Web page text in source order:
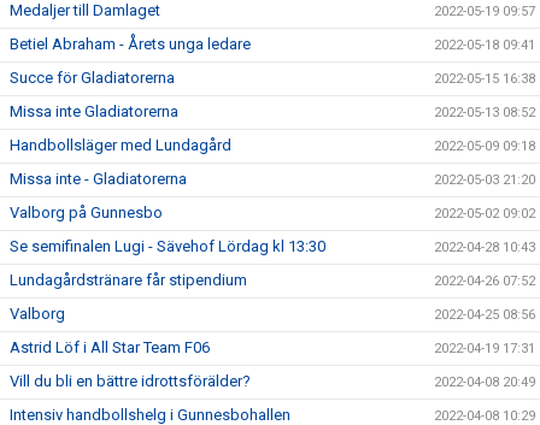
Medaljer till Damlaget 2022-05-19 09:57
Betiel Abraham - Årets unga ledare 2022-05-18 09:41
Succe för Gladiatorerna 2022-05-15 16:38
Missa inte Gladiatorerna 2022-05-13 08:52
Handbollsläger med Lundagård 2022-05-09 09:18
Missa inte - Gladiatorerna 2022-05-03 21:20
Valborg på Gunnesbo 2022-05-02 09:02
Se semifinalen Lugi - Sävehof Lördag kl 13:30 2022-04-28 10:43
Lundagårdstränare får stipendium 2022-04-26 07:52
Valborg 2022-04-25 08:56
Astrid Löf i All Star Team F06 2022-04-19 17:31
Vill du bli en bättre idrottsförälder? 2022-04-08 20:49
Intensiv handbollshelg i Gunnesbohallen 2022-04-08 10:29